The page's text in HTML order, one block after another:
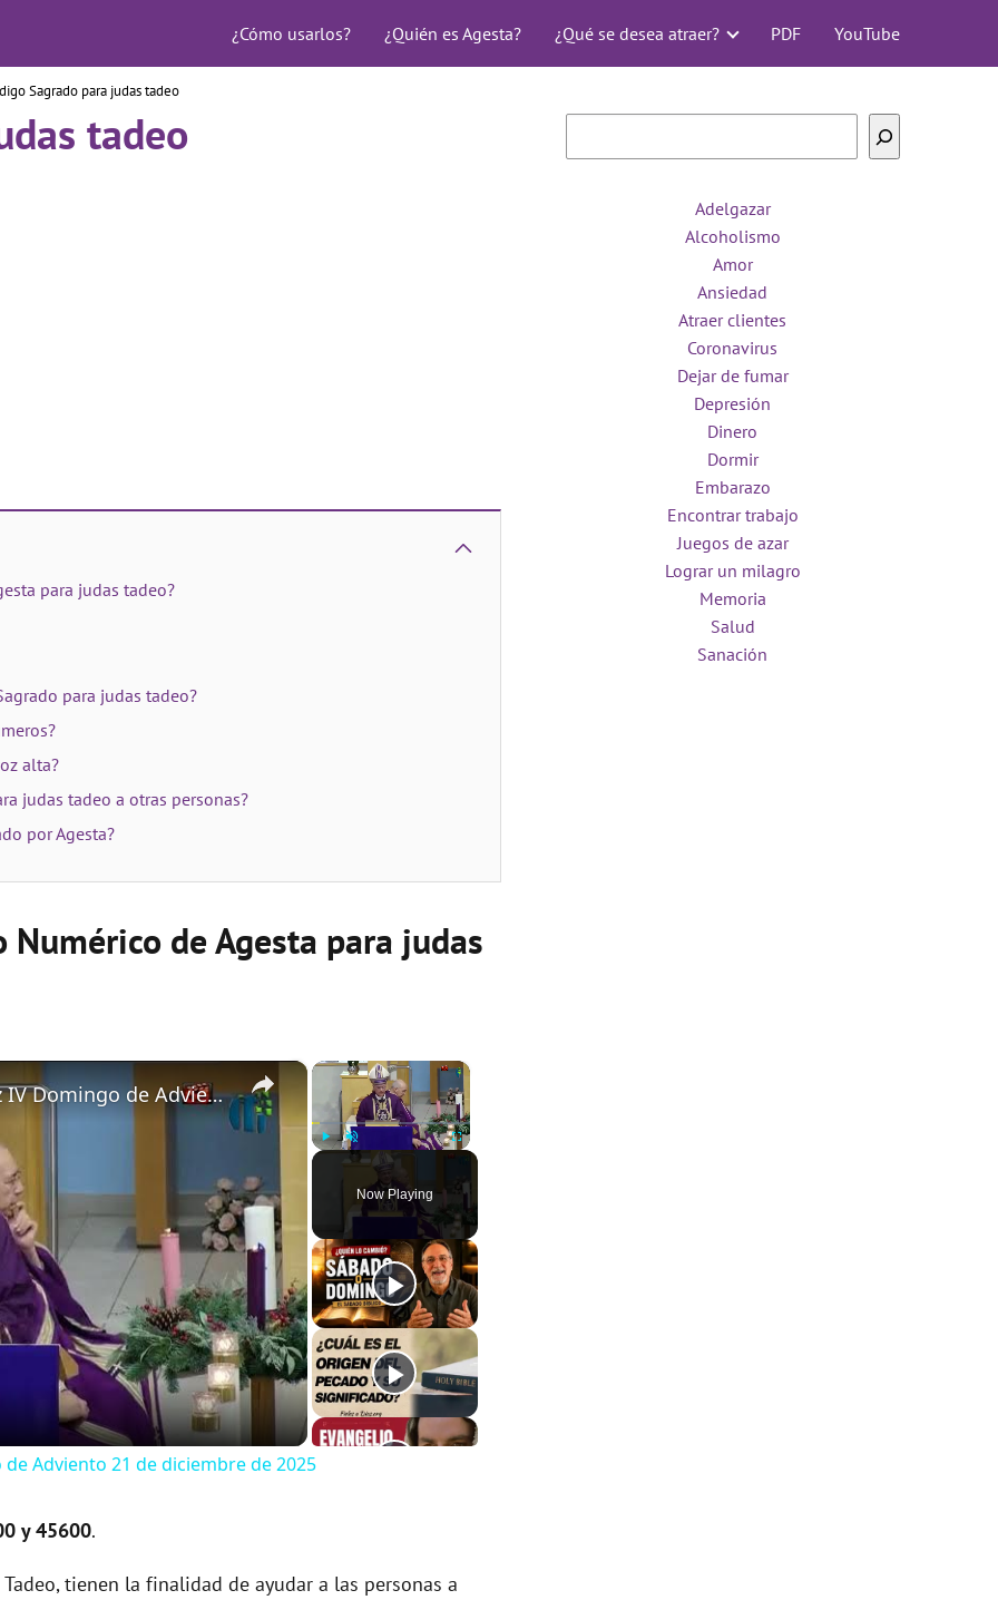
¿Cómo usarlos? ¿Quién es Agesta? ¿Qué se desea atraer? PDF YouTube
Sagrado para judas tadeo
tadeo
para judas tadeo?
para judas tadeo?
alta?
judas tadeo a otras personas?
por Agesta?
Numérico de Agesta para judas
×
Unmute Fullscreen
Now Playing
×
Homilía de monseñor Silvio Báez IV Domingo de Adviento 21 de diciembre de 2025
Adviento 21 de diciembre de 2025
y 45600.
tienen la finalidad de ayudar a las personas a
Adelgazar
Alcoholismo
Amor
Ansiedad
Atraer clientes
Coronavirus
Dejar de fumar
Depresión
Dinero
Dormir
Embarazo
Encontrar trabajo
Juegos de azar
Lograr un milagro
Memoria
Salud
Sanación